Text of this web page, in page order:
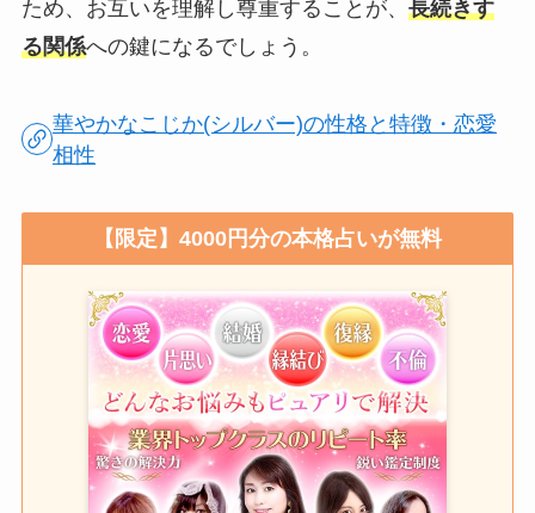
ため、お互いを理解し尊重することが、 長続きす
る関係への鍵になるでしょう。
華やかなこじか(シルバー)の性格と特徴・恋愛
相性
【限定】4000円分の本格占いが無料